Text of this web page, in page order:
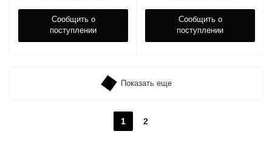
Сообщить о
поступлении
Сообщить о
поступлении
Показать еще
1 2